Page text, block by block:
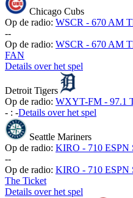
Chicago Cubs
Op de radio: WSCR - 670 AM
--
Op de radio: WSCR - 670 AM
FAN
Details over het spel
Detroit Tigers
Op de radio: WXYT-FM - 97.1
- : -Details over het spel
Seattle Mariners
Op de radio: KIRO - 710 ESPN
--
Op de radio: KIRO - 710 ESPN
The Ticket
Details over het spel